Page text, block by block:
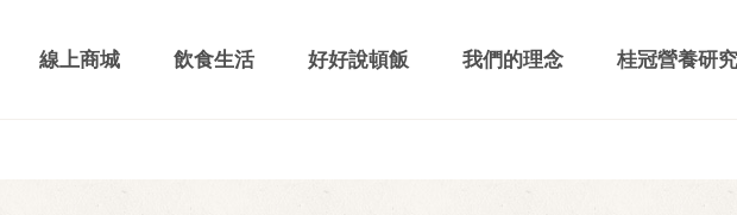
線上商城 飲食生活 好好說頓飯 我們的理念 桂冠營養研